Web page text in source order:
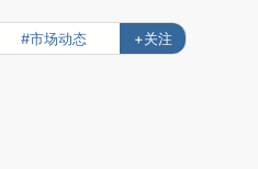
#市场动态 +关注